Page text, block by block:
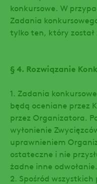
konkursowe. W
Zadania
tylko ten, który został
§ 4. Rozwiązanie
1. Zadania
będą oceniane przez
przez Organizatora.
wyłonienie
uprawnieniem
ostateczne i nie
żadne inne odwołanie.
2. Spośród